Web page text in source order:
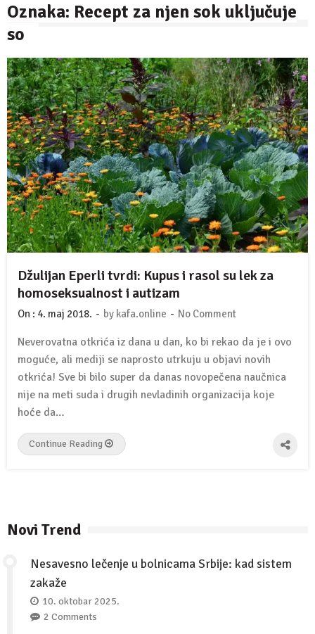
Oznaka: Recept za njen sok uključuje
so
Džulijan Eperli tvrdi: Kupus i rasol su lek za
homoseksualnost i autizam
On : 4. maj 2018. - by kafa.online - No Comment
Neverovatna otkrića iz dana u dan, ko bi rekao da je i ovo
moguće, ali mediji se naprosto utrkuju u objavi novih
otkrića! Sve bi bilo super da danas novopečena naučnica
nije na meti suda i drugih nevladinih organizacija koje
hoće da…
Continue Reading
Novi Trend
Nesavesno lečenje u bolnicama Srbije: kad sistem
zakaže
10. oktobar 2025.
2 Comments